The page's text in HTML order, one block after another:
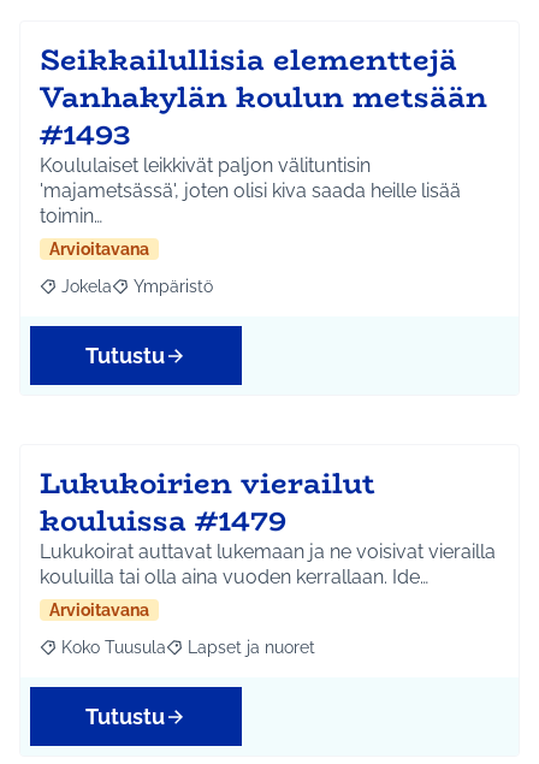
Seikkailullisia elementtejä
Vanhakylän koulun metsään
#1493
Koululaiset leikkivät paljon välituntisin
'majametsässä', joten olisi kiva saada heille lisää
toimin…
Arvioitavana
Rajaa tulokset aihepiirin mukaan: Jokela
Jokela Rajaa tulokset teeman mukaan: Ympäristö
Ympäristö
Tutustu
Lukukoirien vierailut
kouluissa #1479
Lukukoirat auttavat lukemaan ja ne voisivat vierailla
kouluilla tai olla aina vuoden kerrallaan. Ide…
Arvioitavana
Rajaa tulokset aihepiirin mukaan: Koko Tuusula
Koko Tuusula Rajaa tulokset teeman mukaan: Lapset ja
Lapset ja nuoret
Tutustu